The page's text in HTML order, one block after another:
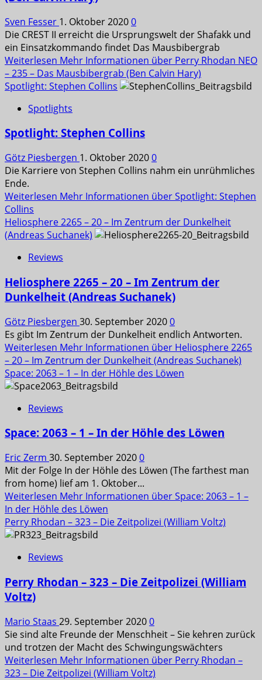
Sven Fesser 1. Oktober 20200
Die CREST II erreicht die Ursprungswelt der Shafakk und
ein Einsatzkommando findet Das Mausbibergrab
Weiterlesen Mehr Informationen über Perry Rhodan NEO
– 235 – Das Mausbibergrab (Ben Calvin Hary)
Spotlight: Stephen Collins
Spotlights
Spotlight: Stephen Collins
Götz Piesbergen 1. Oktober 20200
Die Karriere von Stephen Collins nahm ein unrühmliches
Ende.
Weiterlesen Mehr Informationen über Spotlight: Stephen
Collins
Heliosphere 2265 – 20 – Im Zentrum der Dunkelheit
(Andreas Suchanek)
Reviews
Heliosphere 2265 – 20 – Im Zentrum der
Dunkelheit (Andreas Suchanek)
Götz Piesbergen 30. September 20200
Es gibt Im Zentrum der Dunkelheit endlich Antworten.
Weiterlesen Mehr Informationen über Heliosphere 2265
– 20 – Im Zentrum der Dunkelheit (Andreas Suchanek)
Space: 2063 – 1 – In der Höhle des Löwen
Reviews
Space: 2063 – 1 – In der Höhle des Löwen
Eric Zerm 30. September 20200
Mit der Folge In der Höhle des Löwen (The farthest man
from home) lief am 1. Oktober...
Weiterlesen Mehr Informationen über Space: 2063 – 1 –
In der Höhle des Löwen
Perry Rhodan – 323 – Die Zeitpolizei (William Voltz)
Reviews
Perry Rhodan – 323 – Die Zeitpolizei (William
Voltz)
Mario Staas 29. September 20200
Sie sind alte Freunde der Menschheit – Sie kehren zurück
und trotzen der Macht des Schwingungswächters
Weiterlesen Mehr Informationen über Perry Rhodan –
323 – Die Zeitpolizei (William Voltz)